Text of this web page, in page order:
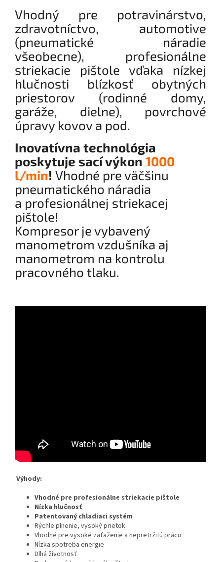
Vhodný pre potravinárstvo,
zdravotníctvo, automotive
(pneumatické náradie
všeobecne), profesionálne
striekacie pištole vďaka nízkej
hlučnosti blízkosť obytných
priestorov (rodinné domy,
garáže, dielne), povrchové
úpravy kovov a pod.
Inovatívna technológia
poskytuje sací výkon 1000
l/min! Vhodné pre väčšinu
pneumatického náradia
a profesionálnej striekacej
pištole!
Kompresor je vybavený
manometrom vzdušníka aj
manometrom na kontrolu
pracovného tlaku.
Výhody:
Vhodné pre profesionálne striekacie pištole
Nízka hlučnosť
Patentovaný chladiaci systém
Rýchle plnenie, vysoký prietok
Vhodné pre vysoké zaťaženie a nepretržitú prácu
Nízka spotreba energie
Dlhá životnosť